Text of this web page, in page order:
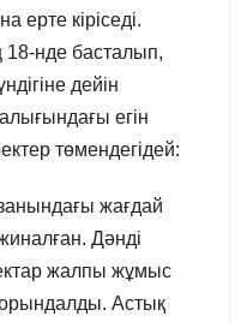
ерте кіріседі.
нде басталып,
дейін
егін
төмендегідей:
жағдай
Дәнді
жалпы жұмыс
Астық